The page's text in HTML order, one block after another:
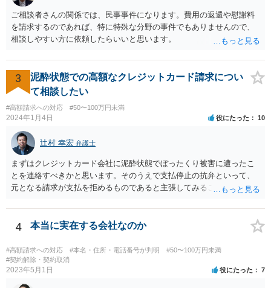
ご相談者さんの関係では、民事事件になります。費用の返還や慰謝料
を請求するのであれば、特に特殊な分野の事件でもありませんので、
相談しやすい方に依頼したらいいと思います。
3
泥酔状態での高額なクレジットカード請求につい
て相談したい
#高額請求への対応 #50〜100万円未満
2024年1月4日 役にたった 10
辻村 幸宏 弁護士
まずはクレジットカード会社に泥酔状態でぼったくり被害に遭ったこ
とを連絡すべきかと思います。そのうえで支払停止の抗弁といって、
元となる請求が支払を拒めるものであると主張してみることになるか
かなかシビアかもしれません。 https://zenso.or.jp/wp-content/uploads/
JACAS173%e5%88%a4%e4%be%8b%e7%b4%b9%e4%bb%8b.pdf
4 本当に実在する会社なのか
#高額請求への対応 #本名・住所・電話番号が判明
#50〜100万円未満
#契約解除・契約取消
2023年5月1日 役にたった 7